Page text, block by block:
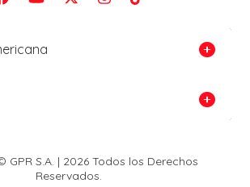
GPR S.A. | 2026 Todos los Derechos
Reservados.